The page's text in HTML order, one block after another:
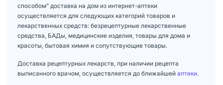
способом" доставка на дом из интернет-аптеки
осуществляется для следующих категорий товаров и
лекарственных средств: безрецептурные лекарственные
средства, БАДы, медицинские изделия, товары для дома и
красоты, бытовая химия и сопутствующие товары.
Доставка рецептурных лекарств, при наличии рецепта
выписанного врачом, осуществляется до ближайшей аптеки.